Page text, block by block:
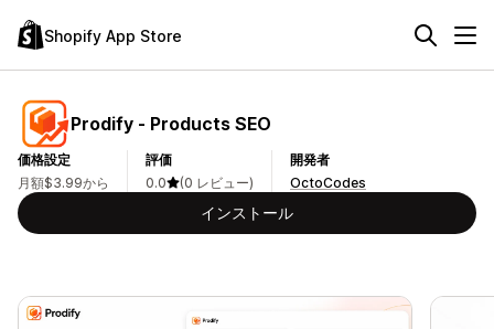
Shopify App Store
Prodify ‑ Products SEO
価格設定
月額$3.99から
評価
0.0
(0 レビュー)
開発者
OctoCodes
インストール